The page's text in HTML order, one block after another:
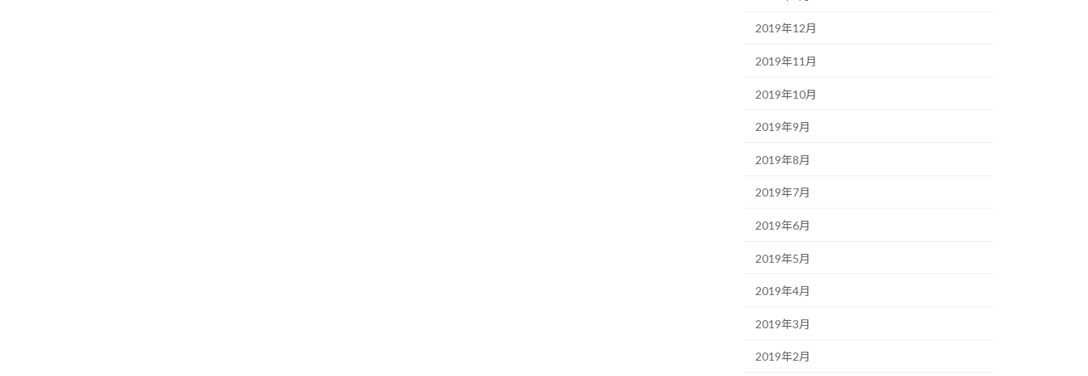
2019年12月
2019年11月
2019年10月
2019年9月
2019年8月
2019年7月
2019年6月
2019年5月
2019年4月
2019年3月
2019年2月